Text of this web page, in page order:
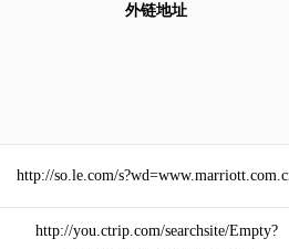
外链地址
http://so.le.com/
http://you.ctrip.com/searchsite/Empty?